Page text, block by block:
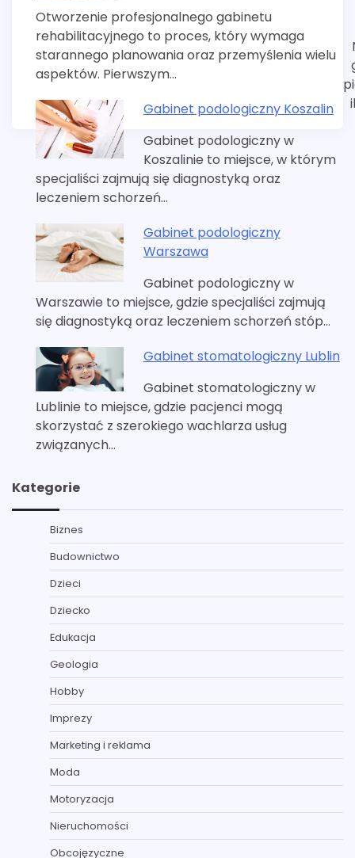
Otworzenie profesjonalnego gabinetu
rehabilitacyjnego to proces, który wymaga
starannego planowania oraz przemyślenia wielu
aspektów. Pierwszym…
Gabinet podologiczny Koszalin
Gabinet podologiczny w
Koszalinie to miejsce, w którym
specjaliści zajmują się diagnostyką oraz
leczeniem schorzeń…
Gabinet podologiczny
Warszawa
Gabinet podologiczny w
Warszawie to miejsce, gdzie specjaliści zajmują
się diagnostyką oraz leczeniem schorzeń stóp…
Gabinet stomatologiczny Lublin
Gabinet stomatologiczny w
Lublinie to miejsce, gdzie pacjenci mogą
skorzystać z szerokiego wachlarza usług
związanych…
Kategorie
Biznes
Budownictwo
Dzieci
Dziecko
Edukacja
Geologia
Hobby
Imprezy
Marketing i reklama
Moda
Motoryzacja
Nieruchomości
Obcojęzyczne